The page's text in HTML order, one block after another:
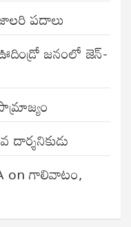
పదాలు
జనంలో జెన్-
onగాలివాటం,